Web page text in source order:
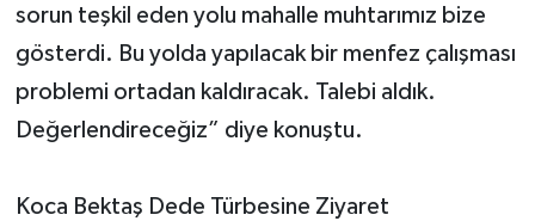
sorun teşkil eden yolu mahalle muhtarımız bize
gösterdi. Bu yolda yapılacak bir menfez çalışması
problemi ortadan kaldıracak. Talebi aldık.
Değerlendireceğiz” diye konuştu.
Koca Bektaş Dede Türbesine Ziyaret